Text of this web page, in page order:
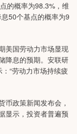
的概率为98.3%，维
50个基点的概率为9
美国劳动力市场显现
降息的预期。安联研
“劳动力市场持续疲
币政策新闻发布会，
显示，投资者普遍预